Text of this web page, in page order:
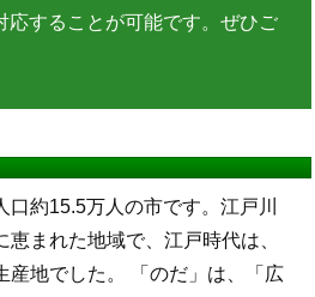
応することが可能です。ぜひご
約15.5万人の市です。江戸川
まれた地域で、江戸時代は、
産地でした。 「のだ」は、「広